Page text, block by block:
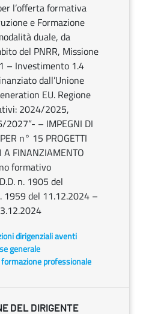
l’offerta formativa
e Formazione
duale, da
del PNRR, Missione
– Investimento 1.4
dall’Unione
EU. Regione
2024/2025,
– IMPEGNI DI
n° 15 PROGETTI
FINANZIAMENTO
formativo
n. 1905 del
1959 del 11.12.2024 –
dirigenziali aventi
generale
formazione professionale
DEL DIRIGENTE